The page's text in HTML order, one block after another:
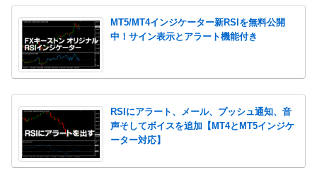
MT5/MT4インジケーター新RSIを無料公開
中！サイン表示とアラート機能付き
RSIにアラート、メール、プッシュ通知、音
声そしてボイスを追加【MT4とMT5インジケ
ーター対応】